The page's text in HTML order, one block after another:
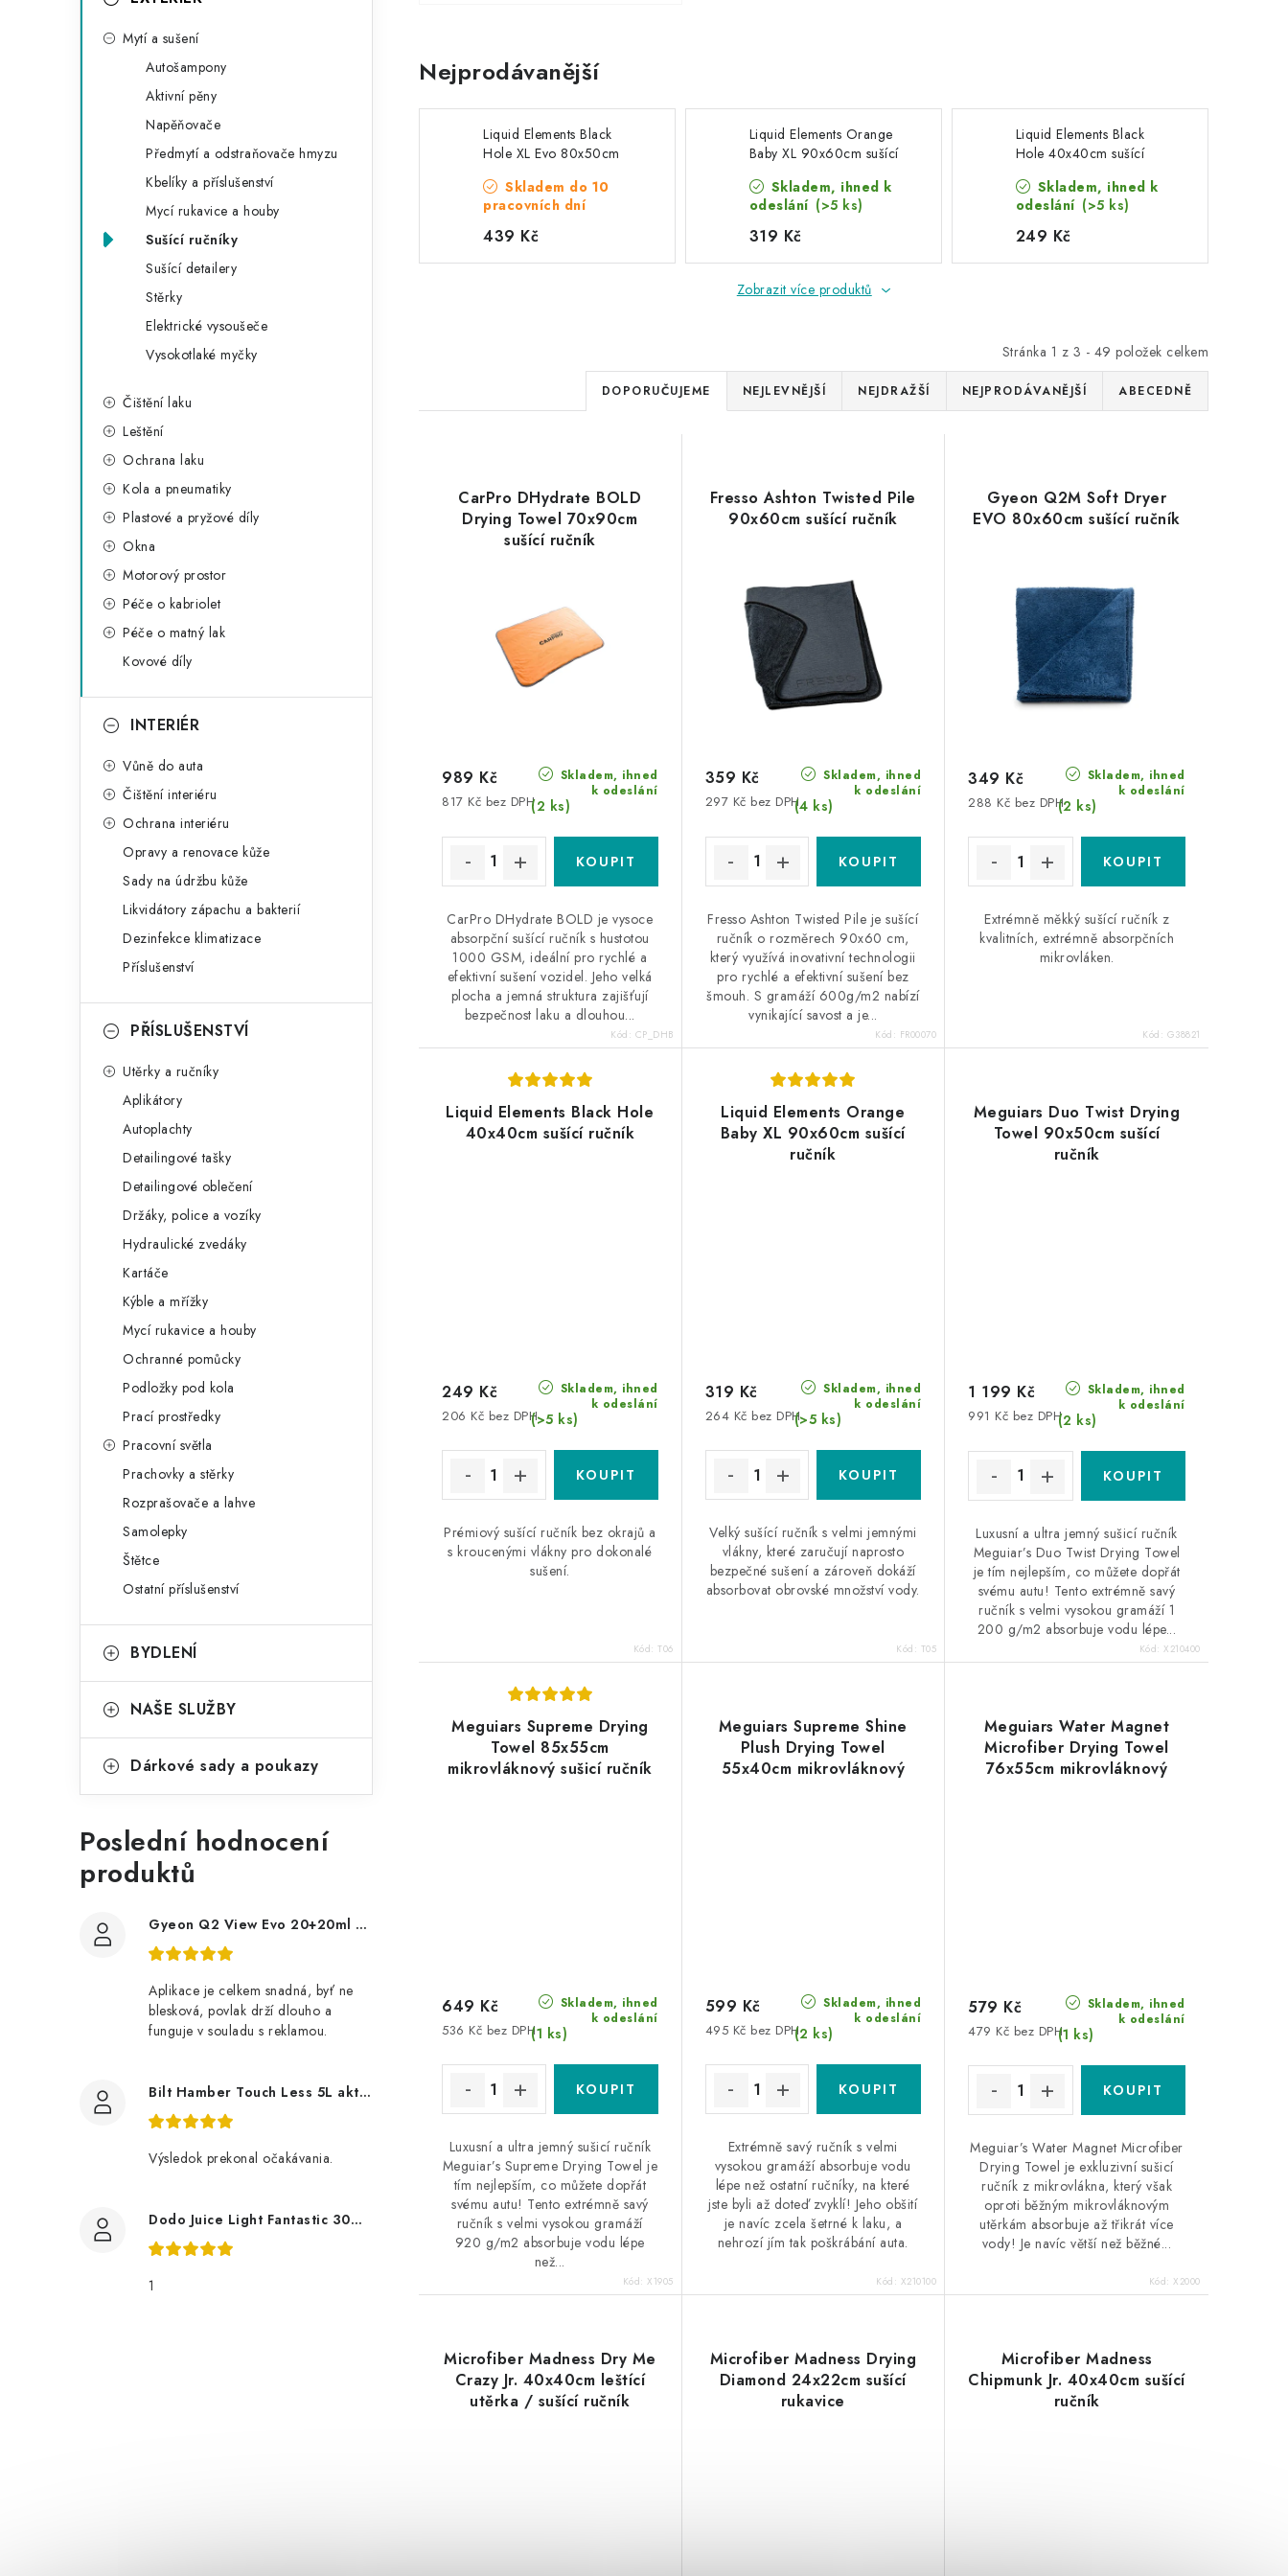
Mytí a sušení
Autošampony
Aktivní pěny
Napěňovače
Předmytí a odstraňovače hmyzu
Kbelíky a příslušenství
Mycí rukavice a houby
Sušící ručníky
Sušící detailery
Stěrky
Elektrické vysoušeče
Vysokotlaké myčky
Čištění laku
Leštění
Ochrana laku
Kola a pneumatiky
Plastové a pryžové díly
Okna
Motorový prostor
Péče o kabriolet
Péče o matný lak
Kovové díly
INTERIÉR
Vůně do auta
Čištění interiéru
Ochrana interiéru
Opravy a renovace kůže
Sady na údržbu kůže
Likvidátory zápachu a bakterií
Dezinfekce klimatizace
Příslušenství
PŘÍSLUŠENSTVÍ
Utěrky a ručníky
Aplikátory
Autoplachty
Detailingové tašky
Detailingové oblečení
Držáky, police a vozíky
Hydraulické zvedáky
Kartáče
Kýble a mřížky
Mycí rukavice a houby
Ochranné pomůcky
Podložky pod kola
Prací prostředky
Pracovní světla
Prachovky a stěrky
Rozprašovače a lahve
Samolepky
Štětce
Ostatní příslušenství
BYDLENÍ
NAŠE SLUŽBY
Dárkové sady a poukazy
Poslední hodnocení
produktů
Gyeon Q2 View Evo 20+20ml nanopovlak na okna
Aplikace je celkem snadná, byť ne
blesková, povlak drží dlouho a
funguje v souladu s reklamou.
Bilt Hamber Touch Less 5L aktivní pěna
Výsledok prekonal očakávania.
Dodo Juice Light Fantastic 30ml měkký vosk
1
Nejprodávanější
Liquid Elements Black
Hole XL Evo 80x50cm
Skladem do 10
pracovních dní
439 Kč
Liquid Elements Orange
Baby XL 90x60cm sušící
Skladem, ihned k
odeslání (>5 ks)
319 Kč
Liquid Elements Black
Hole 40x40cm sušící
Skladem, ihned k
odeslání (>5 ks)
249 Kč
Zobrazit více produktů
Stránka 1 z 3 - 49 položek celkem
Ř
a
e
n
r
k
t
ů
DOPORUČUJEME NEJLEVNĚJŠÍ NEJDRAŽŠÍ NEJPRODÁVANĚJŠÍ ABECEDNĚ
CarPro DHydrate BOLD
Drying Towel 70x90cm
sušící ručník
Skladem, ihned
k odeslání
(2 ks)
817 Kč bez DPH
989 Kč
CarPro DHydrate BOLD je vysoce
absorpční sušící ručník s hustotou
1000 GSM, ideální pro rychlé a
efektivní sušení vozidel. Jeho velká
plocha a jemná struktura zajišťují
bezpečnost laku a dlouhou...
Kód: CP_DHB
Fresso Ashton Twisted Pile
90x60cm sušící ručník
Skladem, ihned
k odeslání
(4 ks)
297 Kč bez DPH
359 Kč
Fresso Ashton Twisted Pile je sušící
ručník o rozměrech 90x60 cm,
který využívá inovativní technologii
pro rychlé a efektivní sušení bez
šmouh. S gramáží 600g/m2 nabízí
vynikající savost a je...
Kód: FR00070
Gyeon Q2M Soft Dryer
EVO 80x60cm sušící ručník
Skladem, ihned
k odeslání
(2 ks)
288 Kč bez DPH
349 Kč
Extrémně měkký sušící ručník z
kvalitních, extrémně absorpčních
mikrovláken.
Kód: G38821
Liquid Elements Black Hole
40x40cm sušící ručník
Skladem, ihned
k odeslání
(>5 ks)
206 Kč bez DPH
249 Kč
Prémiový sušící ručník bez okrajů a
s kroucenými vlákny pro dokonalé
sušení.
Kód:T06
Liquid Elements Orange
Baby XL 90x60cm sušící
ručník
Skladem, ihned
k odeslání
(>5 ks)
264 Kč bez DPH
319 Kč
Velký sušící ručník s velmi jemnými
vlákny, které zaručují naprosto
bezpečné sušení a zároveň dokáží
absorbovat obrovské množství vody.
Kód: T05
Meguiars Duo Twist Drying
Towel 90x50cm sušící
ručník
Skladem, ihned
k odeslání
(2 ks)
991 Kč bez DPH
1 199 Kč
Luxusní a ultra jemný sušicí ručník
Meguiar’s Duo Twist Drying Towel
je tím nejlepším, co můžete dopřát
svému autu! Tento extrémně savý
ručník s velmi vysokou gramáží 1
200 g/m2 absorbuje vodu lépe...
Kód:X210400
Meguiars Supreme Drying
Towel 85x55cm
mikrovláknový sušicí ručník
Skladem, ihned
k odeslání
(1 ks)
536 Kč bez DPH
649 Kč
Luxusní a ultra jemný sušicí ručník
Meguiar’s Supreme Drying Towel je
tím nejlepším, co můžete dopřát
svému autu! Tento extrémně savý
ručník s velmi vysokou gramáží
920 g/m2 absorbuje vodu lépe
než...
Kód:X1905
Meguiars Supreme Shine
Plush Drying Towel
55x40cm mikrovláknový
Skladem, ihned
k odeslání
(2 ks)
495 Kč bez DPH
599 Kč
Extrémně savý ručník s velmi
vysokou gramáží absorbuje vodu
lépe než ostatní ručníky, na které
jste byli až doteď zvyklí! Jeho obšití
je navíc zcela šetrné k laku, a
nehrozí jím tak poškrábání auta.
Kód: X210100
Meguiars Water Magnet
Microfiber Drying Towel
76x55cm mikrovláknový
Skladem, ihned
k odeslání
(1 ks)
479 Kč bez DPH
579 Kč
Meguiar’s Water Magnet Microfiber
Drying Towel je exkluzivní sušicí
ručník z mikrovlákna, který však
oproti běžným mikrovláknovým
utěrkám absorbuje až třikrát více
vody! Je navíc větší než běžné...
Kód:X2000
Microfiber Madness Dry Me
Crazy Jr. 40x40cm leštící
utěrka / sušící ručník
Microfiber Madness Drying
Diamond 24x22cm sušící
rukavice
Microfiber Madness
Chipmunk Jr. 40x40cm sušící
ručník